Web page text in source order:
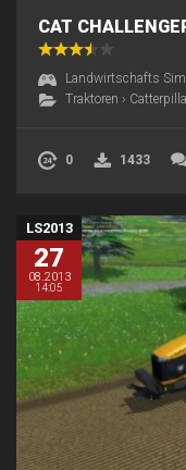
CAT
Landwirtschafts
Traktoren ›
0 1433
LS2013
27
08.2013
14:05